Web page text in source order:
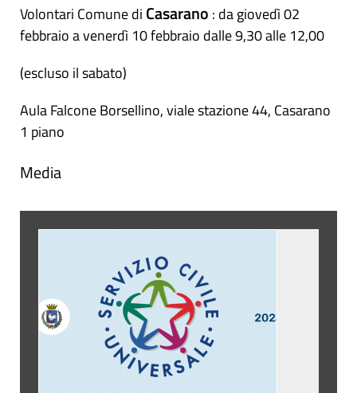
Volontari Comune di Casarano : da giovedì 02
febbraio a venerdì 10 febbraio dalle 9,30 alle 12,00
(escluso il sabato)
Aula Falcone Borsellino, viale stazione 44, Casarano
1 piano
Media